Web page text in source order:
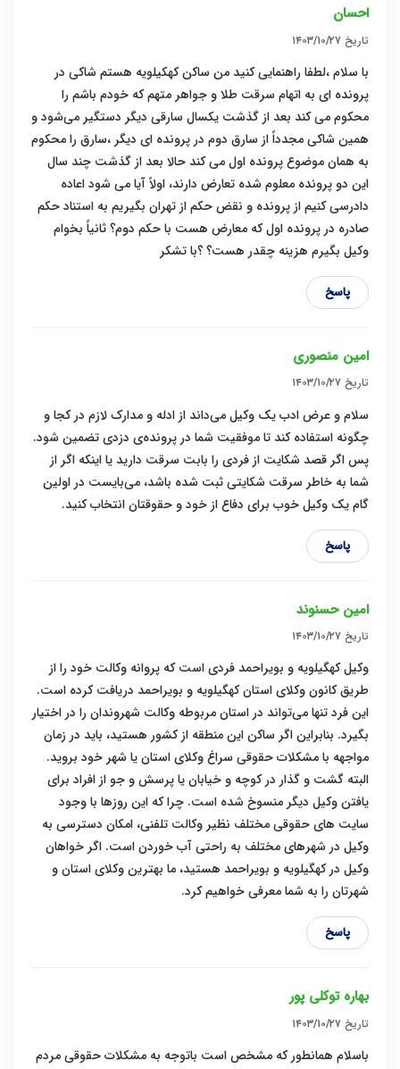
احسان
تاریخ ۱۴۰۳/۱۰/۲۷
با سلام ،لطفا راهنمایی کنید من ساکن کهکیلویه هستم شاکی در
پرونده ای به اتهام سرقت طلا و جواهر متهم که خودم باشم را
محکوم می کند بعد از گذشت یکسال سارقی دیگر دستگیر می‌شود و
همین شاکی مجدداً از سارق دوم در پرونده ای دیگر ،سارق را محکوم
به همان موضوع پرونده اول می کند حالا بعد از گذشت چند سال
این دو پرونده معلوم شده تعارض دارند، اولاً آیا می شود اعاده
دادرسی کنیم از پرونده و نقض حکم از تهران بگیریم به استناد حکم
صادره در پرونده اول که معارض هست با حکم دوم؟ ثانیاً بخوام
وکیل بگیرم هزینه چقدر هست؟ ؟با تشکر
پاسخ
امین منصوری
تاریخ ۱۴۰۳/۱۰/۲۷
سلام و عرض ادب یک وکیل می‌داند از ادله و مدارک لازم در کجا و
چگونه استفاده کند تا موفقیت شما در پرونده‌ی دزدی تضمین شود.
پس اگر قصد شکایت از فردی را بابت سرقت دارید یا اینکه اگر از
شما به خاطر سرقت شکایتی ثبت شده باشد، می‌بایست در اولین
گام یک وکیل خوب برای دفاع از خود و حقوقتان انتخاب کنید.
پاسخ
امین حسنوند
تاریخ ۱۴۰۳/۱۰/۲۷
وکیل کهگیلویه و بویراحمد فردی است که پروانه وکالت خود را از
طریق کانون وکلای استان کهگیلویه و بویراحمد دریافت کرده است.
این فرد تنها می‌تواند در استان مربوطه وکالت شهروندان را در اختیار
بگیرد. بنابراین اگر ساکن این منطقه از کشور هستید، باید در زمان
مواجهه با مشکلات حقوقی سراغ وکلای استان یا شهر خود بروید.
البته گشت و گذار در کوچه و خیابان یا پرسش و جو از افراد برای
یافتن وکیل دیگر منسوخ شده است. چرا که این روزها با وجود
سایت های حقوقی مختلف نظیر وکالت تلفنی، امکان دسترسی به
وکیل در شهرهای مختلف به راحتی آب خوردن است. اگر خواهان
وکیل در کهگیلویه و بویراحمد هستید، ما بهترین وکلای استان و
شهرتان را به شما معرفی خواهیم کرد.
پاسخ
بهاره توکلی پور
تاریخ ۱۴۰۳/۱۰/۲۷
باسلام همانطور که مشخص است باتوجه به مشکلات حقوقی مردم